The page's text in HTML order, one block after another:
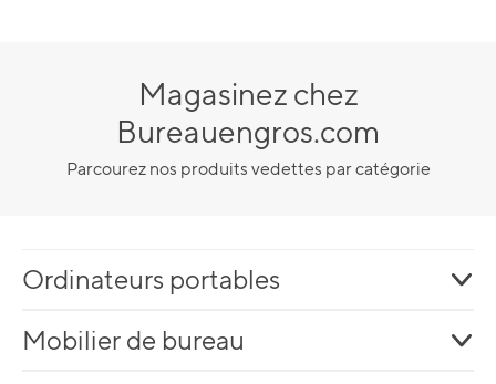
Magasinez chez
Bureauengros.com
Parcourez nos produits vedettes par catégorie
Ordinateurs portables
Mobilier de bureau